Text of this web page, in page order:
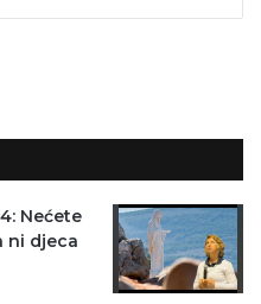
Nećete
ni djeca